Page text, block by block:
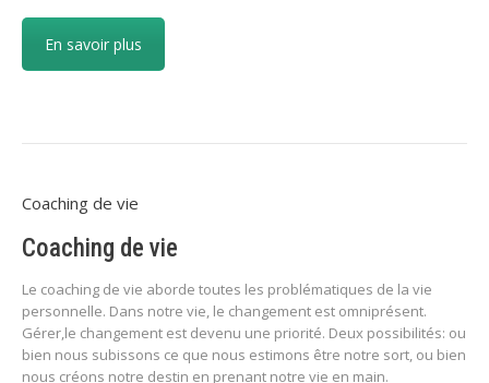
En savoir plus
Coaching de vie
Coaching de vie
Le coaching de vie aborde toutes les problématiques de la vie
personnelle. Dans notre vie, le changement est omniprésent.
Gérer,le changement est devenu une priorité. Deux possibilités: ou
bien nous subissons ce que nous estimons être notre sort, ou bien
nous créons notre destin en prenant notre vie en main.